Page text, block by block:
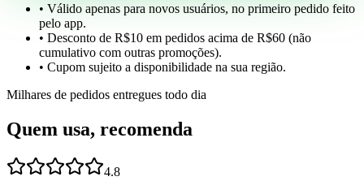
• Válido apenas para novos usuários, no primeiro pedido feito
pelo app.
• Desconto de R$10 em pedidos acima de R$60 (não
cumulativo com outras promoções).
• Cupom sujeito a disponibilidade na sua região.
Milhares de pedidos entregues todo dia
Quem usa, recomenda
4.8